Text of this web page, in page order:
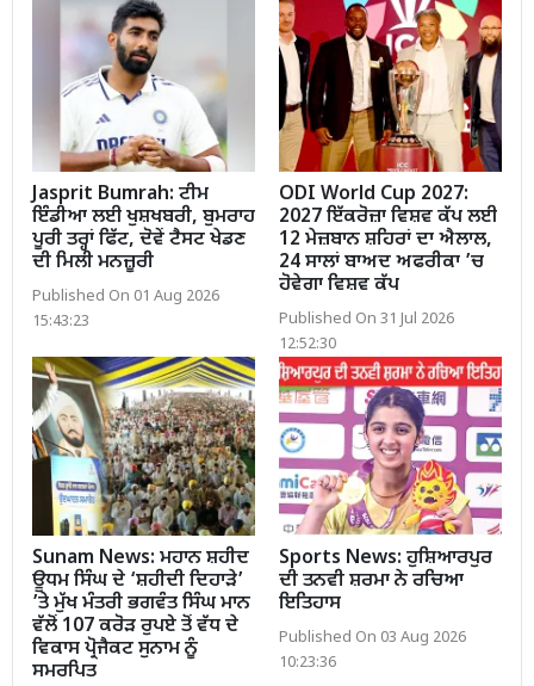
Jasprit Bumrah: ਟੀਮ
ਇੰਡੀਆ ਲਈ ਖੁਸ਼ਖਬਰੀ, ਬੁਮਰਾਹ
ਪੂਰੀ ਤਰ੍ਹਾਂ ਫਿੱਟ, ਦੋਵੇਂ ਟੈਸਟ ਖੇਡਣ
ਦੀ ਮਿਲੀ ਮਨਜ਼ੂਰੀ
Published On 01 Aug 2026
15:43:23
ODI World Cup 2027:
2027 ਇੱਕਰੋਜ਼ਾ ਵਿਸ਼ਵ ਕੱਪ ਲਈ
12 ਮੇਜ਼ਬਾਨ ਸ਼ਹਿਰਾਂ ਦਾ ਐਲਾਲ,
24 ਸਾਲਾਂ ਬਾਅਦ ਅਫਰੀਕਾ ’ਚ
ਹੋਵੇਗਾ ਵਿਸ਼ਵ ਕੱਪ
Published On 31 Jul 2026
12:52:30
Sunam News: ਮਹਾਨ ਸ਼ਹੀਦ
ਊਧਮ ਸਿੰਘ ਦੇ ‘ਸ਼ਹੀਦੀ ਦਿਹਾੜੇ’
’ਤੇ ਮੁੱਖ ਮੰਤਰੀ ਭਗਵੰਤ ਸਿੰਘ ਮਾਨ
ਵੱਲੋਂ 107 ਕਰੋੜ ਰੁਪਏ ਤੋਂ ਵੱਧ ਦੇ
ਵਿਕਾਸ ਪ੍ਰੋਜੈਕਟ ਸੁਨਾਮ ਨੂੰ
ਸਮਰਪਿਤ
Sports News: ਹੁਸ਼ਿਆਰਪੁਰ
ਦੀ ਤਨਵੀ ਸ਼ਰਮਾ ਨੇ ਰਚਿਆ
ਇਤਿਹਾਸ
Published On 03 Aug 2026
10:23:36